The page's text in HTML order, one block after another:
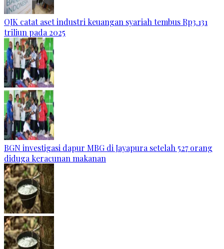
OJK catat aset industri keuangan syariah tembus Rp3.131
triliun pada 2025
BGN investigasi dapur MBG di Jayapura setelah 527 orang
diduga keracunan makanan